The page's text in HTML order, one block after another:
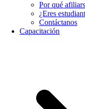
Por qué
¿Eres
Contáctanos
Capacitación